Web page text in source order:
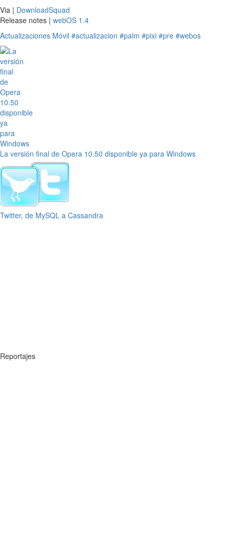
Via | DownloadSquad
Release notes | webOS 1.4
Actualizaciones Móvil #actualizacion #palm #pixi #pre #webos
La versión final de Opera 10.50 disponible ya para Windows
Twitter, de MySQL a Cassandra
Reportajes